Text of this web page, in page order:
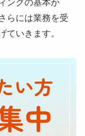
ングの基本か
らには業務を受
ていきます。